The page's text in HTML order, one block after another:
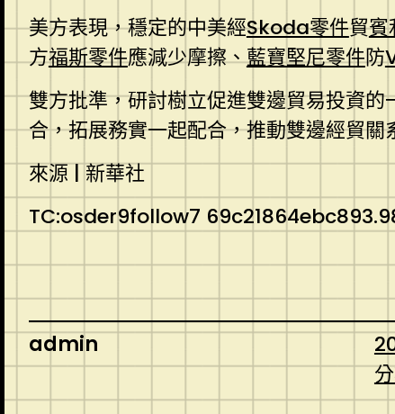
美方表現，穩定的中美經Skoda零件貿賓
方福斯零件應減少摩擦、藍寶堅尼零件防
雙方批準，研討樹立促進雙邊貿易投資
合，拓展務實一起配合，推動雙邊經貿關
來源 | 新華社
TC:osder9follow7
admin